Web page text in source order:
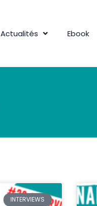
Actualités Ebook
INTERVIEWS